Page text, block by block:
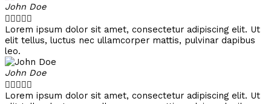
John Doe

Lorem ipsum dolor sit amet, consectetur adipiscing elit. Ut
elit tellus, luctus nec ullamcorper mattis, pulvinar dapibus
leo.
John Doe

Lorem ipsum dolor sit amet, consectetur adipiscing elit. Ut